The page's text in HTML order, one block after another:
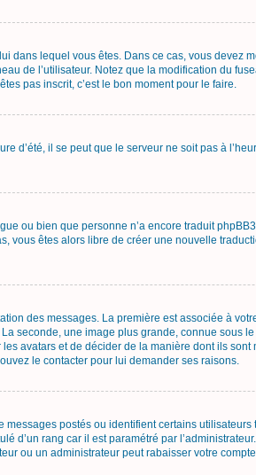
dans lequel vous êtes. Dans ce cas, vous devez
de l’utilisateur. Notez que la modification du
pas inscrit, c’est le bon moment pour le faire.
d’été, il se peut que le serveur ne soit pas à
ou bien que personne n’a encore traduit
vous êtes alors libre de créer une nouvelle
des messages. La première est associée à
seconde, une image plus grande, connue sous
avatars et de décider de la manière dont ils
le contacter pour lui demander ses raisons.
postés ou identifient certains
d’un rang car il est paramétré par
ou un administrateur peut rabaisser votre